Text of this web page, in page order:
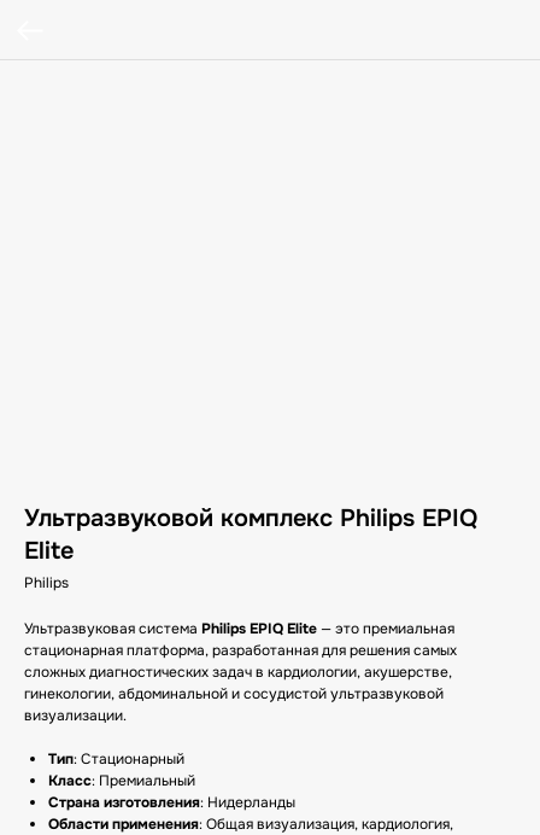
Ультразвуковой комплекс Philips EPIQ
Elite
Philips
Ультразвуковая система Philips EPIQ Elite— это премиальная
стационарная платформа, разработанная для решения самых
сложных диагностических задач в кардиологии, акушерстве,
гинекологии, абдоминальной и сосудистой ультразвуковой
визуализации.
Тип: Стационарный
Класс: Премиальный
Страна изготовления: Нидерланды
Области применения: Общая визуализация, кардиология,